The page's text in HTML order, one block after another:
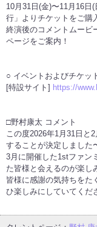
10月31日(金)〜11月16日
行」よりチケットをご購
終演後のコメントムービ
ページをご案内！
○ イベントおよびチケッ
[特設サイト] https://
□野村康太 コメント
この度2026年1月31日と
することが決定しました
3月に開催した1stファン
た皆様と会えるのが楽し
皆様に感謝の気持ちをた
ひ楽しみにしていてくだ